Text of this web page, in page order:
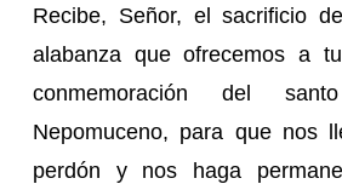
Recibe, Señor, el sacrificio
alabanza que ofrecemos a
conmemoración del
Nepomuceno, para que nos
perdón y nos haga